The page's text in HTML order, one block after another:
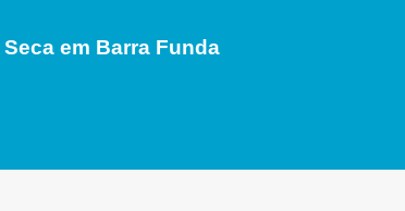
em Barra Funda